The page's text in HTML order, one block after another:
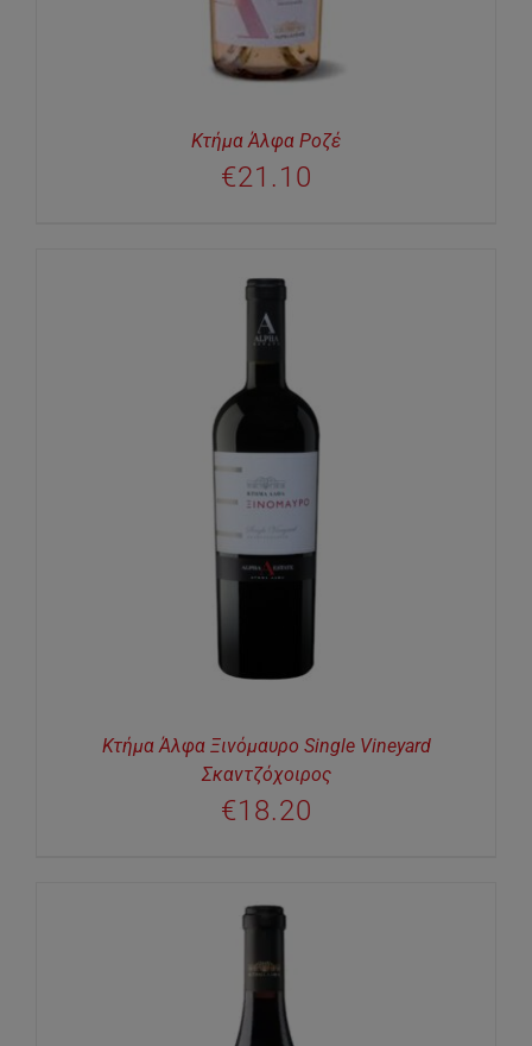
Κτήμα Άλφα Ροζέ
€21.10
Κτήμα Άλφα Ξινόμαυρο Single Vineyard
Σκαντζόχοιρος
€18.20